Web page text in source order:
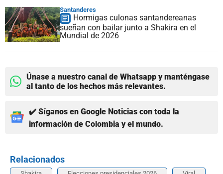
Santanderes
Hormigas culonas santandereanas
sueñan con bailar junto a Shakira en el
Mundial de 2026
Únase a nuestro canal de Whatsapp y manténgase
al tanto de los hechos más relevantes.
✔️ Síganos en Google Noticias con toda la
información de Colombia y el mundo.
Relacionados